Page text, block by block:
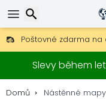
Poštovné zdarma na
30 dní na vrácení,
Originální výrobce
Slevy během
Domů Nástěnné
Hledat